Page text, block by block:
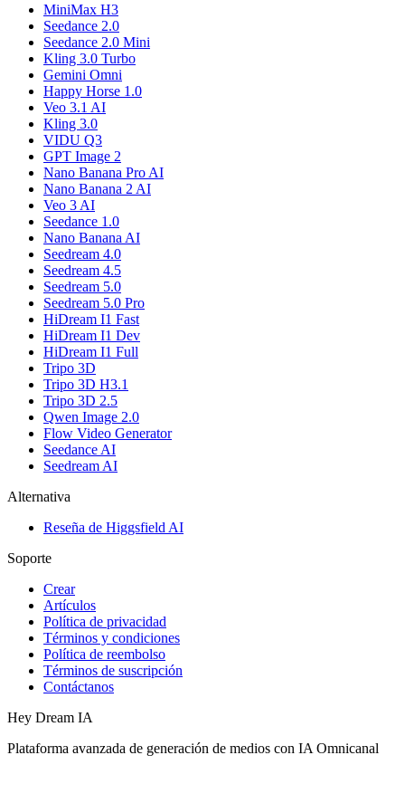
MiniMax H3
Seedance 2.0
Seedance 2.0 Mini
Kling 3.0 Turbo
Gemini Omni
Happy Horse 1.0
Veo 3.1 AI
Kling 3.0
VIDU Q3
GPT Image 2
Nano Banana Pro AI
Nano Banana 2 AI
Veo 3 AI
Seedance 1.0
Nano Banana AI
Seedream 4.0
Seedream 4.5
Seedream 5.0
Seedream 5.0 Pro
HiDream I1 Fast
HiDream I1 Dev
HiDream I1 Full
Tripo 3D
Tripo 3D H3.1
Tripo 3D 2.5
Qwen Image 2.0
Flow Video Generator
Seedance AI
Seedream AI
Alternativa
Reseña de Higgsfield AI
Soporte
Crear
Artículos
Política de privacidad
Términos y condiciones
Política de reembolso
Términos de suscripción
Contáctanos
Hey Dream IA
Plataforma avanzada de generación de medios con IA Omnicanal